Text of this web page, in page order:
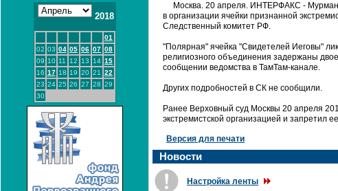
2018
01
02 03 04 05 06 07 08
09 10 11 12 13 14 15
16 17 18 19 20 21
22
23 24 25 26 27 28 29
30
Москва. 20 апреля. ИНТЕРФАКС -
в организации ячейки признанной
Следственный комитет РФ.
"Полярная" ячейка "Свидетелей Иеговы"
религиозного объединения задержаны
сообщении ведомства в ТамТам-канале.
Других подробностей в СК не сообщили.
Ранее Верховный суд Москвы 20 апреля
экстремистской организацией и запретил
Версия для печати
Новости
Настройка ленты